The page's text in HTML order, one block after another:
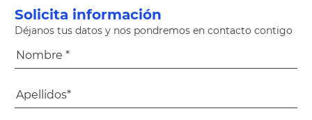
Solicita información
Déjanos tus datos y nos pondremos en contacto contigo